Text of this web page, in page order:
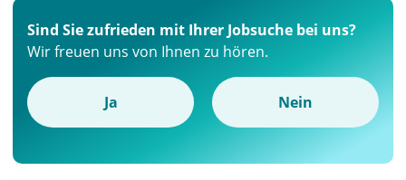
Sind Sie zufrieden mit Ihrer Jobsuche bei uns?
Wir freuen uns von Ihnen zu hören.
Ja Nein